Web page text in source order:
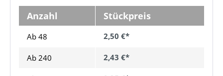
Anzahl Stückpreis
Ab 48 2,50 €*
Ab 240 2,43 €*